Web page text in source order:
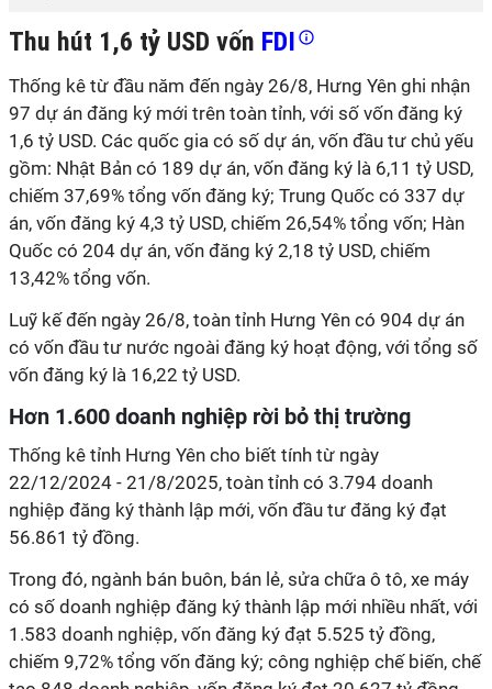
Thu hút 1,6 tỷ USD vốn FDI
Thống kê từ đầu năm đến ngày 26/8, Hưng Yên ghi nhận
97 dự án đăng ký mới trên toàn tỉnh, với số vốn đăng ký
1,6 tỷ USD. Các quốc gia có số dự án, vốn đầu tư chủ yếu
gồm: Nhật Bản có 189 dự án, vốn đăng ký là 6,11 tỷ USD,
chiếm 37,69% tổng vốn đăng ký; Trung Quốc có 337 dự
án, vốn đăng ký 4,3 tỷ USD, chiếm 26,54% tổng vốn; Hàn
Quốc có 204 dự án, vốn đăng ký 2,18 tỷ USD, chiếm
13,42% tổng vốn.
Luỹ kế đến ngày 26/8, toàn tỉnh Hưng Yên có 904 dự án
có vốn đầu tư nước ngoài đăng ký hoạt động, với tổng số
vốn đăng ký là 16,22 tỷ USD.
Hơn 1.600 doanh nghiệp rời bỏ thị trường
Thống kê tỉnh Hưng Yên cho biết tính từ ngày
22/12/2024 - 21/8/2025, toàn tỉnh có 3.794 doanh
nghiệp đăng ký thành lập mới, vốn đầu tư đăng ký đạt
56.861 tỷ đồng.
Trong đó, ngành bán buôn, bán lẻ, sửa chữa ô tô, xe máy
có số doanh nghiệp đăng ký thành lập mới nhiều nhất, với
1.583 doanh nghiệp, vốn đăng ký đạt 5.525 tỷ đồng,
chiếm 9,72% tổng vốn đăng ký; công nghiệp chế biến, chế